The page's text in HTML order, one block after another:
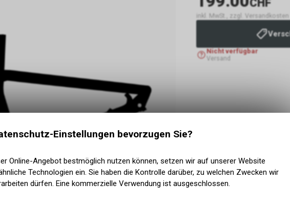
inkl. MwSt., zzgl. Versandkosten
Nicht verfügbar
Versand
Einstellungen bevorzugen Sie?
Online-Angebot bestmöglich nutzen können, setzen wir auf unserer Website
Technologien ein. Sie haben die Kontrolle darüber, zu welchen Zwecken wir
dürfen. Eine kommerzielle Verwendung ist ausgeschlossen.